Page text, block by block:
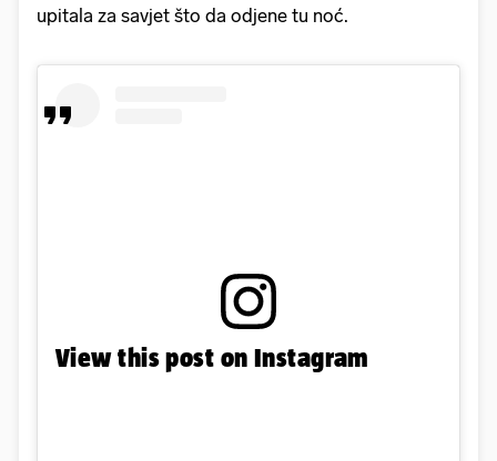
upitala za savjet što da odjene tu noć.
View this post on Instagram